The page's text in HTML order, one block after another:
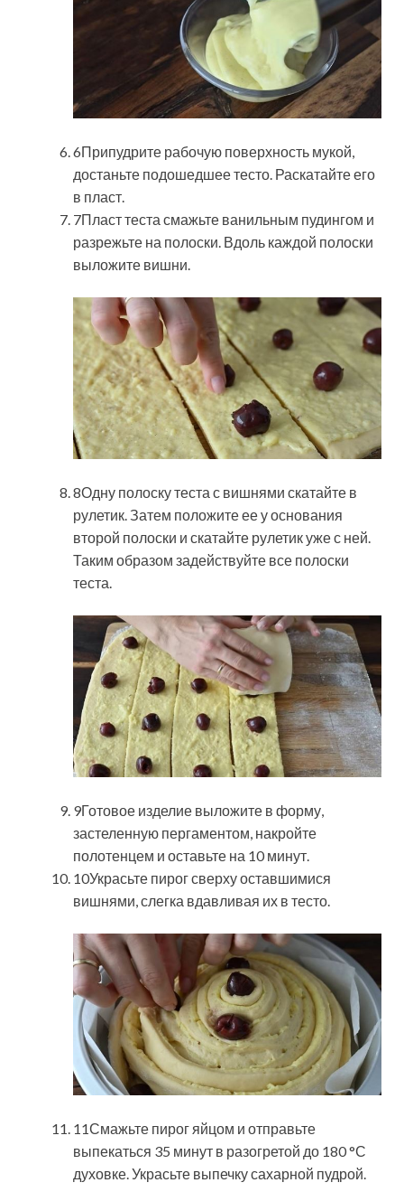
6Припудрите рабочую поверхность мукой,
достаньте подошедшее тесто. Раскатайте его
в пласт.
7Пласт теста смажьте ванильным пудингом и
разрежьте на полоски. Вдоль каждой полоски
выложите вишни.
8Одну полоску теста с вишнями скатайте в
рулетик. Затем положите ее у основания
второй полоски и скатайте рулетик уже с ней.
Таким образом задействуйте все полоски
теста.
9Готовое изделие выложите в форму,
застеленную пергаментом, накройте
полотенцем и оставьте на 10 минут.
10Украсьте пирог сверху оставшимися
вишнями, слегка вдавливая их в тесто.
11Смажьте пирог яйцом и отправьте
выпекаться 35 минут в разогретой до 180 °С
духовке. Украсьте выпечку сахарной пудрой.